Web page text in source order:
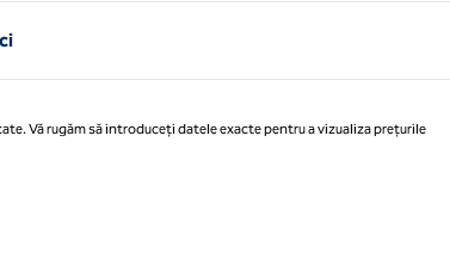
Vă rugăm să introduceți datele exacte pentru a vizualiza prețurile